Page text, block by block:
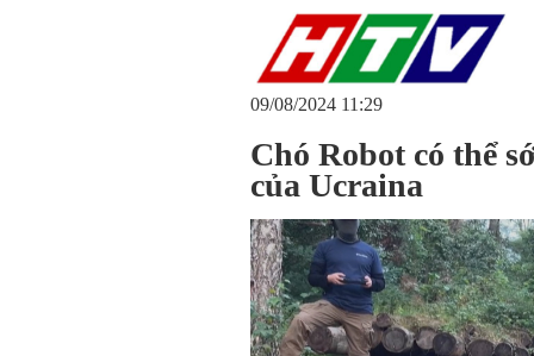
09/08/2024 11:29
Chó Robot có thể
của Ucraina